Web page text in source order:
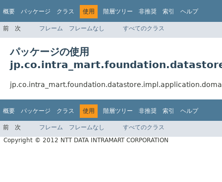
概要 パッケージ クラス 使用 階層ツリー 非推奨 索引 ヘルプ
前 次 フレーム フレームなし すべてのクラス
パッケージの使用
概要 パッケージ クラス 使用 階層ツリー 非推奨 索引 ヘルプ
前 次 フレーム フレームなし
すべてのクラス
Copyright © 2012 NTT DATA INTRAMART CORPORATION